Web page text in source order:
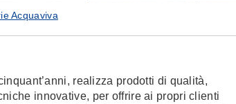
Acquaviva
realizza prodotti di qualità,
innovative, per offrire ai propri clienti